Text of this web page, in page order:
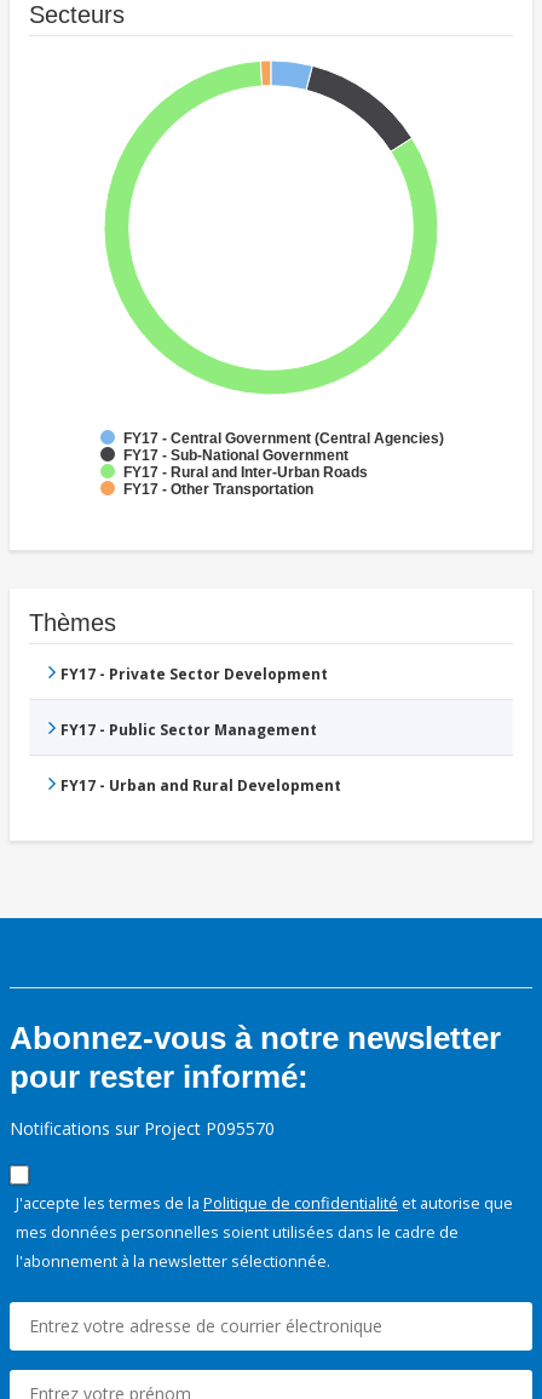
Secteurs
FY17 - Central Government (Central Agencies)
FY17 - Sub-National Government
FY17 - Rural and Inter-Urban Roads
FY17 - Other Transportation
Thèmes
FY17 - Private Sector Development
FY17 - Public Sector Management
FY17 - Urban and Rural Development
Abonnez-vous à notre newsletter
pour rester informé:
Notifications sur Project P095570
J'accepte les termes de la Politique de confidentialité et autorise que
mes données personnelles soient utilisées dans le cadre de
l'abonnement à la newsletter sélectionnée.